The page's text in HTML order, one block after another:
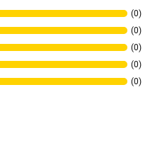
(0)
(0)
(0)
(0)
(0)